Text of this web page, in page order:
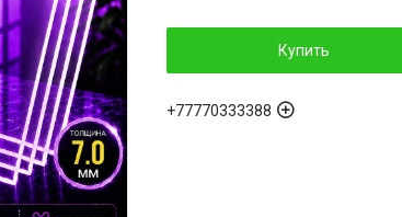
Купить
+77770333388